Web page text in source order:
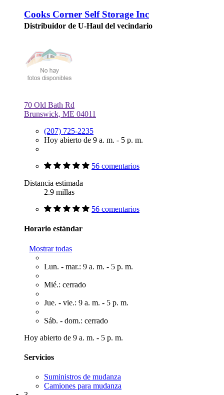
Cooks Corner Self Storage Inc
Distribuidor de U-Haul del vecindario
70 Old Bath Rd
Brunswick, ME 04011
(207) 725-2235
Hoy abierto de 9 a. m. - 5 p. m.
56 comentarios
Distancia estimada
2.9 millas
56 comentarios
Horario estándar
Mostrar todas
Lun. - mar.: 9 a. m. - 5 p. m.
Mié.: cerrado
Jue. - vie.: 9 a. m. - 5 p. m.
Sáb. - dom.: cerrado
Hoy abierto de 9 a. m. - 5 p. m.
Servicios
Suministros de mudanza
Camiones para mudanza